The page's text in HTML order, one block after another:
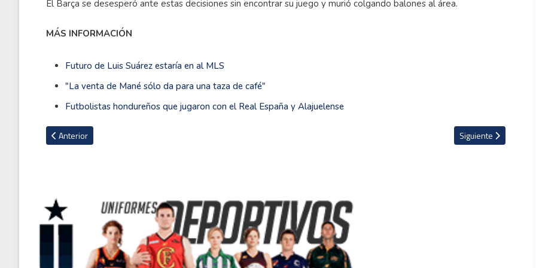
El Barça se desesperó ante estas decisiones sin encontrar su juego y murió colgando balones al área.
MÁS INFORMACIÓN
Futuro de Luis Suárez estaría en al MLS
"La venta de Mané sólo da para una taza de café"
Futbolistas hondureños que jugaron con el Real España y Alajuelense
Artículo anterior: Liverpool encamina su rumbo en Champions al vencer 2-0 al Rangers
Anterior Artículo siguiente:
Siguiente